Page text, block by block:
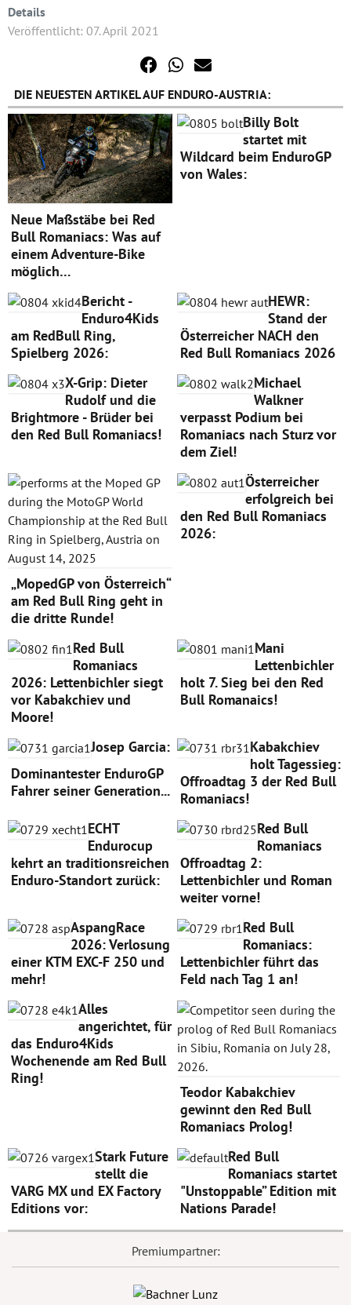
Details
Veröffentlicht: 07. April 2021
DIE NEUESTEN ARTIKEL AUF ENDURO-AUSTRIA:
Neue Maßstäbe bei Red
Bull Romaniacs: Was auf
einem Adventure-Bike
möglich…
Billy Bolt
startet mit
Wildcard beim EnduroGP
von Wales:
Bericht -
Enduro4Kids
am RedBull Ring,
Spielberg 2026:
HEWR:
Stand der
Österreicher NACH den
Red Bull Romaniacs 2026
X-Grip: Dieter
Rudolf und die
Brightmore - Brüder bei
den Red Bull Romaniacs!
Michael
Walkner
verpasst Podium bei
Romaniacs nach Sturz vor
dem Ziel!
„MopedGP von Österreich“
am Red Bull Ring geht in
die dritte Runde!
Österreicher
erfolgreich bei
den Red Bull Romaniacs
2026:
Red Bull
Romaniacs
2026: Lettenbichler siegt
vor Kabakchiev und
Moore!
Mani
Lettenbichler
holt 7. Sieg bei den Red
Bull Romanaics!
Josep Garcia:
Dominantester EnduroGP
Fahrer seiner Generation...
Kabakchiev
holt Tagessieg:
Offroadtag 3 der Red Bull
Romaniacs!
ECHT
Endurocup
kehrt an traditionsreichen
Enduro-Standort zurück:
Red Bull
Romaniacs
Offroadtag 2:
Lettenbichler und Roman
weiter vorne!
AspangRace
2026: Verlosung
einer KTM EXC-F 250 und
mehr!
Red Bull
Romaniacs:
Lettenbichler führt das
Feld nach Tag 1 an!
Alles
angerichtet, für
das Enduro4Kids
Wochenende am Red Bull
Ring!
Teodor Kabakchiev
gewinnt den Red Bull
Romaniacs Prolog!
Stark Future
stellt die
VARG MX und EX Factory
Editions vor:
Red Bull
Romaniacs startet
"Unstoppable” Edition mit
Nations Parade!
Premiumpartner: